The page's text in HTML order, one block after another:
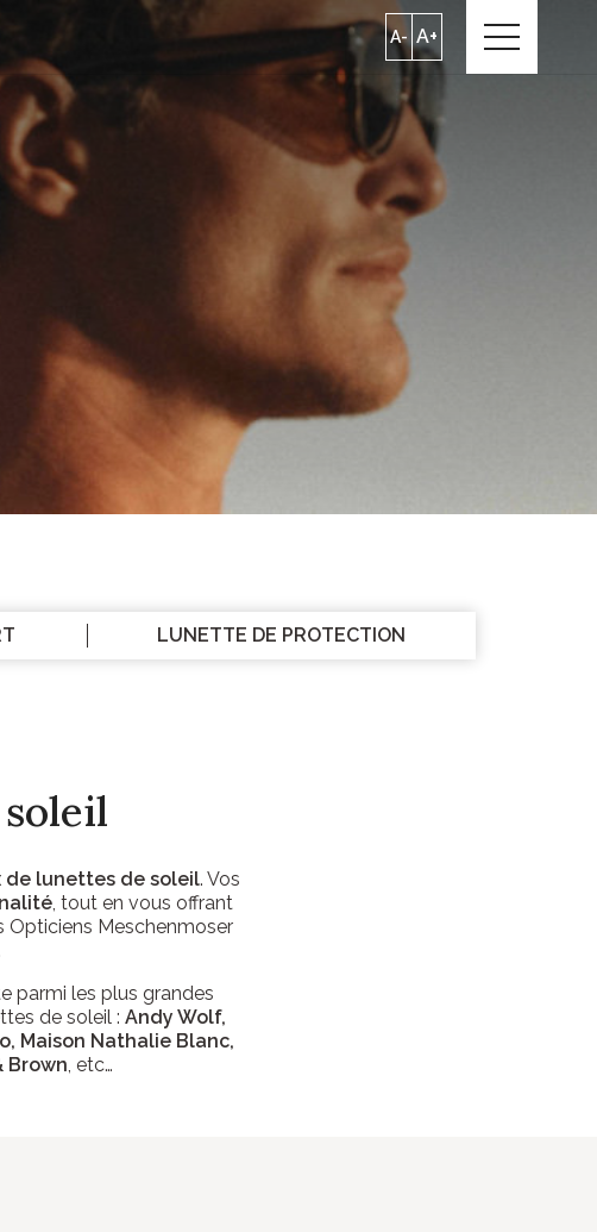
A- A+
LUNETTE DE PROTECTION
de lunettes de soleil. Vos
, tout en vous offrant
Opticiens Meschenmoser
parmi les plus grandes
de soleil : Andy Wolf,
Maison Nathalie Blanc,
Brown, etc…